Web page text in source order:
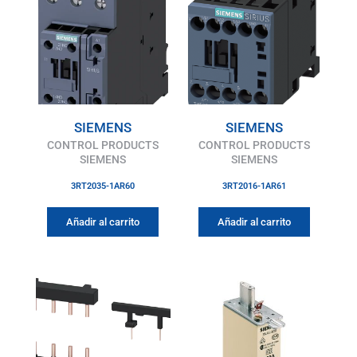
SIEMENS
CONTROL PRODUCTS
SIEMENS
3RT2035-1AR60
Añadir al carrito
SIEMENS
CONTROL PRODUCTS
SIEMENS
3RT2016-1AR61
Añadir al carrito